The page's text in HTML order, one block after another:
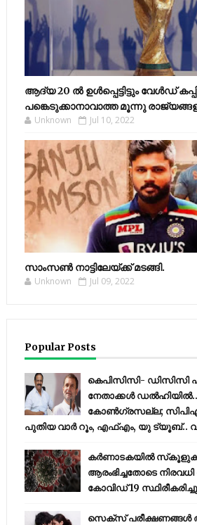
ആദ്യ 20 ല്‍ ഉള്‍പ്പെട്ടിട്ടും വേള്‍ഡ്
പങ്കെടുക്കാനാവാത്ത മൂന്നു
Unknown Jul 10, 2022
സാംസണ്‍ നാട്ടിലേയ്‌ക്ക് മടങ്ങി.
Unknown Jul 09, 2022
Popular Posts
കെപിസിസി- ഡിസിസി
നേതാക്കൾ
കോണ്‍ഗ്രസല്ല;
പുതിയ വാര്‍ റൂം, എഫ്‌എം, യു ട്യൂബ്..
കര്‍ണാടകയില്‍
ആരംഭിച്ചതോടെ
കോവിഡ് 19 സ്ഥിരീകരിച്ചു
സെക്സ് പരീക്ഷണങ്ങൾ